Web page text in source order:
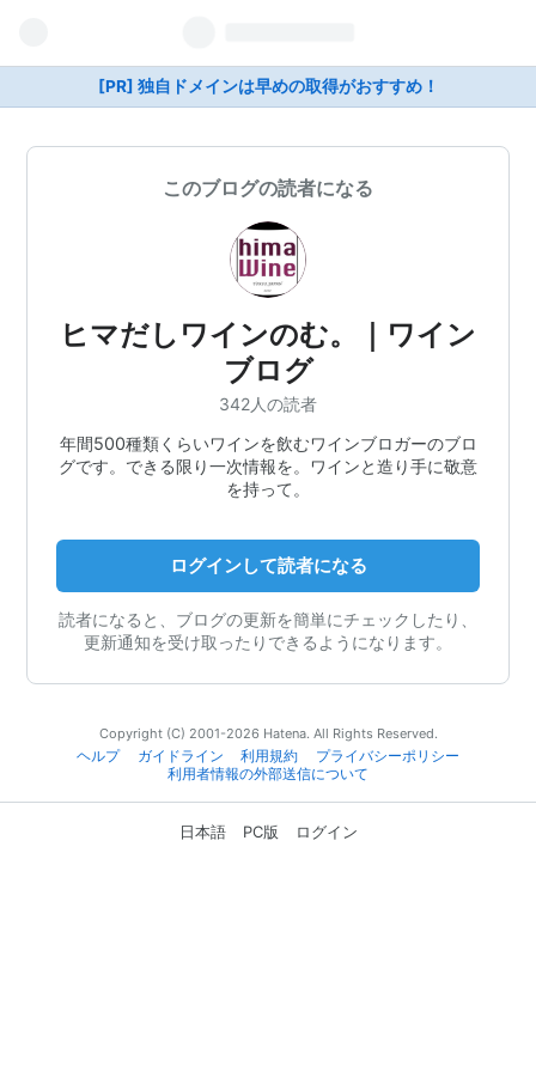
[PR] 独自ドメインは早めの取得がおすすめ！
このブログの読者になる
ヒマだしワインのむ。｜ワイン
ブログ
342人の読者
年間500種類くらいワインを飲むワインブロガーのブロ
グです。できる限り一次情報を。ワインと造り手に敬意
を持って。
ログインして読者になる
読者になると、ブログの更新を簡単にチェックしたり、
更新通知を受け取ったりできるようになります。
Copyright (C) 2001-2026 Hatena. All Rights Reserved.
ヘルプ
ガイドライン 利用規約
プライバシーポリシー
利用者情報の外部送信について
日本語 PC版 ログイン